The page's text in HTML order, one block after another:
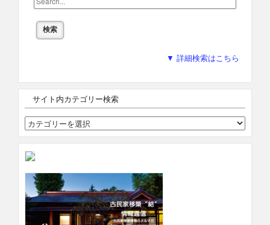
▼ 詳細検索はこちら
サイト内カテゴリー検索
サ
イ
ト
内
カ
テ
ゴ
リ
ー
検